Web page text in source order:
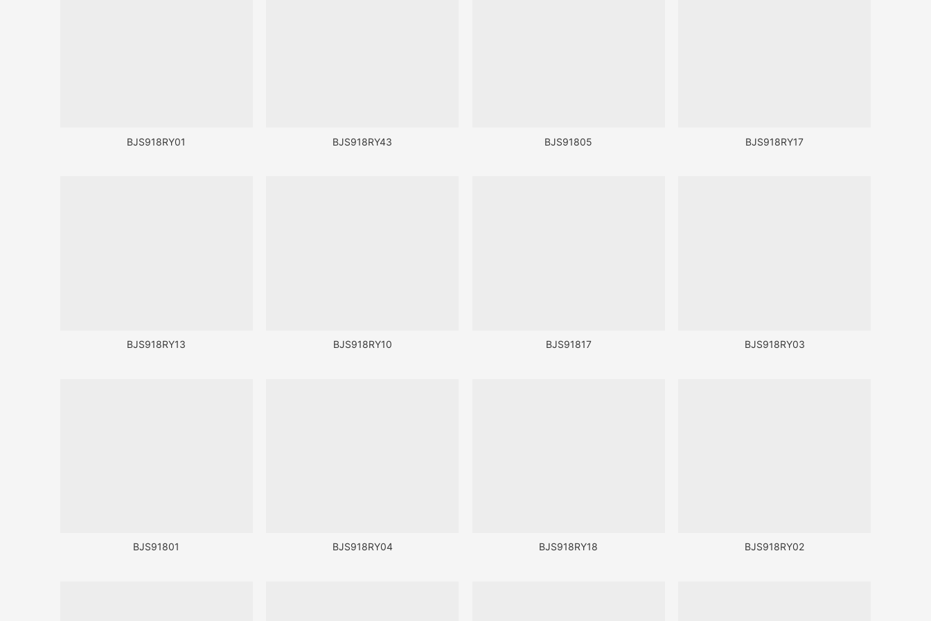
BJS918RY01 BJS918RY43 BJS91805 BJS918RY17
BJS918RY13 BJS918RY10 BJS91817 BJS918RY03
BJS91801 BJS918RY04 BJS918RY18 BJS918RY02